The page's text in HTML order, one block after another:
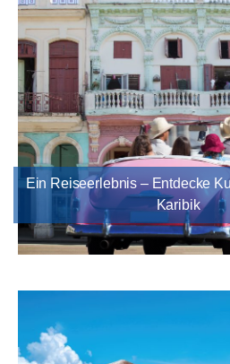
Ein Reiseerlebnis – Entdecke
Karibik